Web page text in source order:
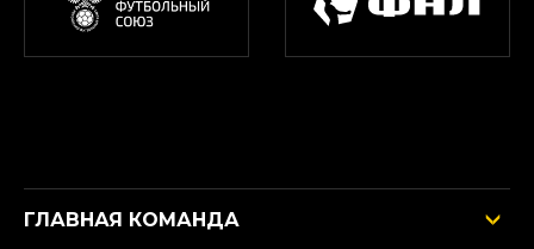
ГЛАВНАЯ КОМАНДА